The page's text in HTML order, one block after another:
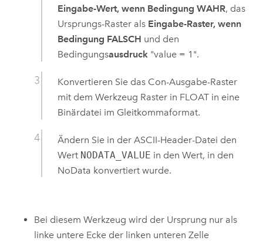
Eingabe-Wert, wenn Bedingung WAHR, das
Ursprungs-Raster als Eingabe-Raster, wenn
Bedingung FALSCH und den
Bedingungsausdruck "value = 1".
Konvertieren Sie das Con-Ausgabe-Raster
mit dem Werkzeug Raster in FLOAT in eine
Binärdatei im Gleitkommaformat.
Ändern Sie in der ASCII-Header-Datei den
Wert NODATA_VALUE in den Wert, in den
NoData konvertiert wurde.
Bei diesem Werkzeug wird der Ursprung nur als
linke untere Ecke der linken unteren Zelle